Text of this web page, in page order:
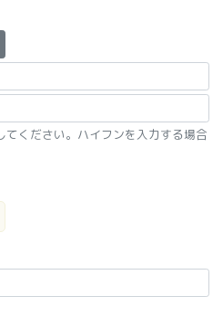
ください。ハイフンを入力する場合